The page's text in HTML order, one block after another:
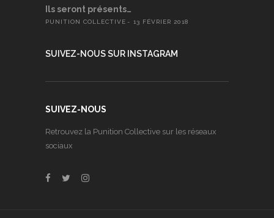
Ils seront présents…
PUNITION COLLECTIVE 13 FÉVRIER 2018
SUIVEZ-NOUS SUR INSTAGRAM
SUIVEZ-NOUS
Retrouvez la Punition Collective sur les réseaux
sociaux